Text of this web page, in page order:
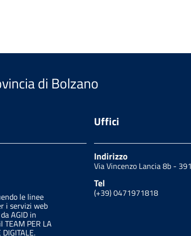
di Bolzano
le linee
i servizi web
AGID in
PER LA
Uffici
Indirizzo
Via Vincenzo Lancia 8b -
Tel
(+39) 0471971818